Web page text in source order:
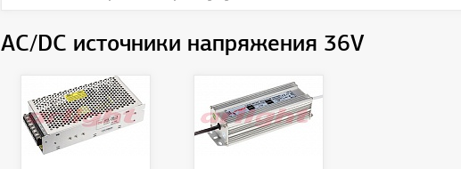
AC/DC источники напряжения 36V